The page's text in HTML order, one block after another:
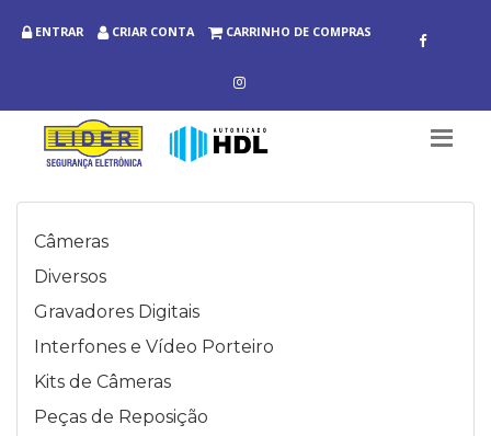
ENTRAR CRIAR CONTA CARRINHO DE COMPRAS
Câmeras
Diversos
Gravadores Digitais
Interfones e Vídeo Porteiro
Kits de Câmeras
Peças de Reposição